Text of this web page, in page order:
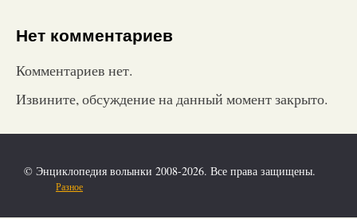
Нет комментариев
Комментариев нет.
Извините, обсуждение на данный момент закрыто.
© Энциклопедия волынки 2008-2026. Все права защищены.
Разное